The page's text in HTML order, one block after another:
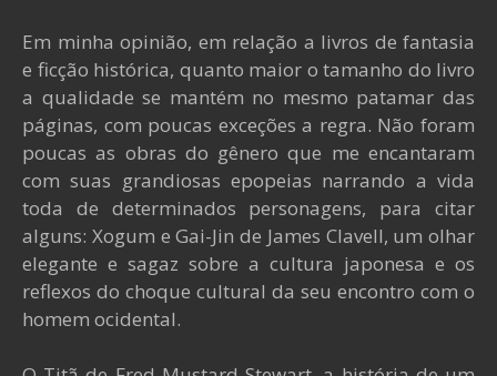
Em minha opinião, em relação a livros de fantasia
e ficção histórica, quanto maior o tamanho do livro
a qualidade se mantém no mesmo patamar das
páginas, com poucas exceções a regra. Não foram
poucas as obras do gênero que me encantaram
com suas grandiosas epopeias narrando a vida
toda de determinados personagens, para citar
alguns: Xogum e Gai-Jin de James Clavell, um olhar
elegante e sagaz sobre a cultura japonesa e os
reflexos do choque cultural da seu encontro com o
homem ocidental.